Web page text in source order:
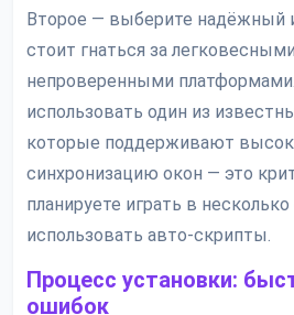
Второе — выберите надёжный
стоит гнаться за
непроверенными
использовать один из
которые поддерживают
синхронизацию окон — это
планируете играть в
использовать авто-скрипты.
Процесс установки:
ошибок